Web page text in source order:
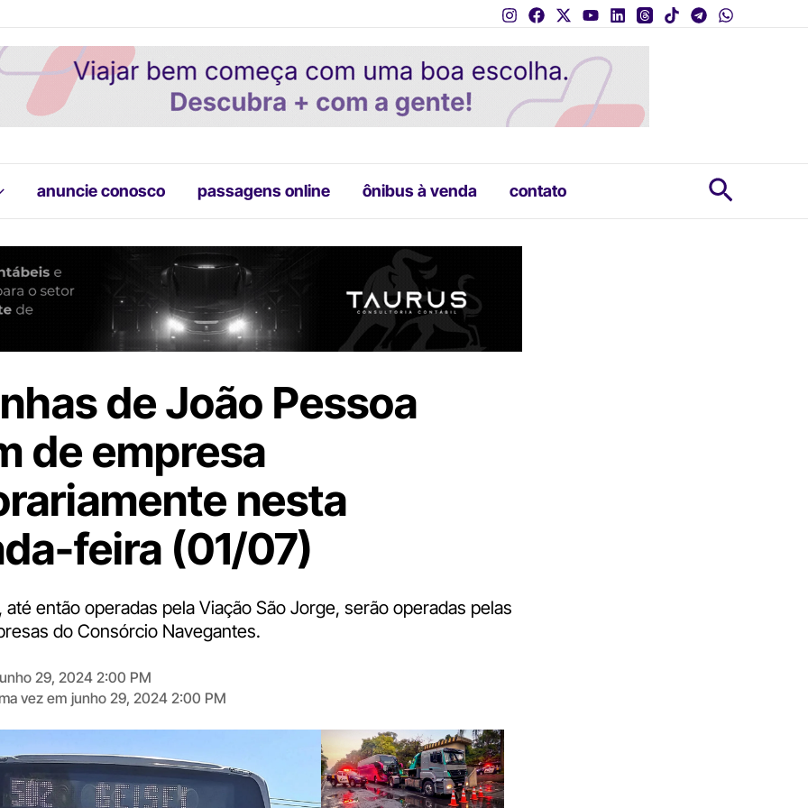
anuncie conosco passagens online ônibus à venda contato
de João Pessoa
de empresa
nesta
feira (01/07)
até então operadas pela Viação São Jorge, serão operadas pelas
do Consórcio Navegantes.
29, 2024 2:00 PM
vez em junho 29, 2024 2:00 PM
aqui
o
seu